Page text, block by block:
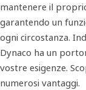
mantenere il
garantendo un
ogni circostanza.
Dynaco ha un
vostre esigenze.
numerosi vantaggi.